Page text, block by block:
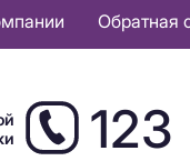
Обратная
123